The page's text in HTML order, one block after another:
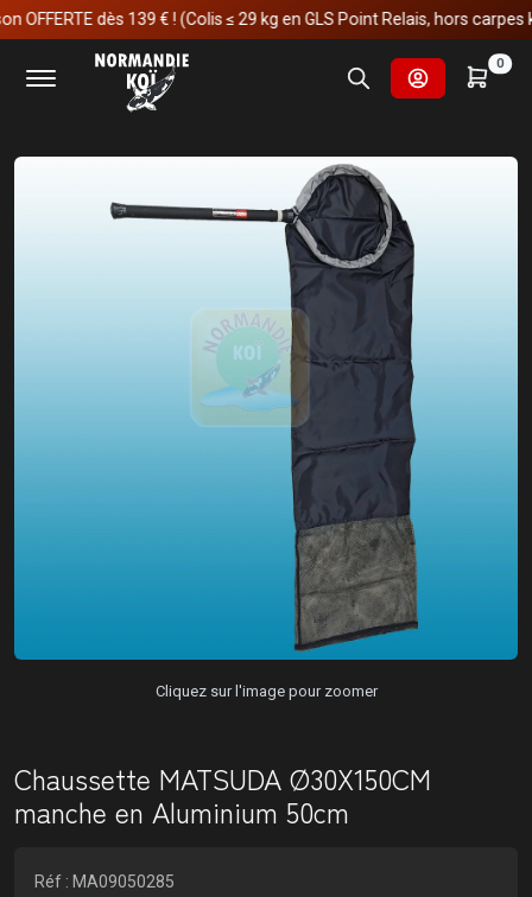
dès 139 € ! (Colis ≤ 29 kg en GLS Point Relais, hors carpes koï)
0
Accueil Soins et manipulations
Manipulations
Chaussette MATSUDA Ø30X150CM manche en Aluminium
Cliquez sur l'image pour zoomer
Chaussette MATSUDA Ø30X150CM
manche en Aluminium 50cm
Réf : MA09050285